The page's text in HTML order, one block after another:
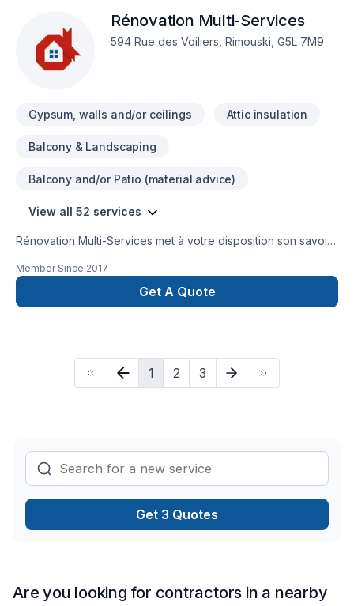
permet d’offrir un service personnalisé, une communication
claire et une exécution efficace, tout en limitant les risques
pour le client.
Rénovation Multi-Services
594 Rue des Voiliers, Rimouski, G5L 7M9
Gypsum, walls and/or ceilings Attic insulation
Balcony & Landscaping
Balcony and/or Patio (material advice)
View all 52 services
Rénovation Multi-Services met à votre disposition son savoir-
Calfeutrage, Carrelage, Clôture, Crépis, Cuisine, Démolition,
Escalier et rampe, Fissures, Foyer et poêle, Gouttières,
Gypse, Insonorisation, Isolation, Isolation entre-toît, Isolation
lumière, Revêtement extérieur, Salle de bain, Soudeur, Sous-
sol, Tapis, Teinture de plancher, Tirage de joint pour embellir
vos espaces à Bas St-Laurent. Nous croyons en l'importance
Member Since 2017
Get A Quote
1 2 3
Get 3 Quotes
Are you looking for contractors in a nearby